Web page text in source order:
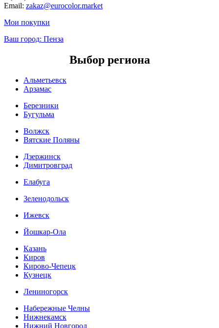
Email: zakaz@eurocolor.market
Мои покупки
Ваш город: Пенза
Выбор региона
Альметьевск
Арзамас
Березники
Бугульма
Волжск
Вятские Поляны
Дзержинск
Димитровград
Елабуга
Зеленодольск
Ижевск
Йошкар-Ола
Казань
Киров
Кирово-Чепецк
Кузнецк
Лениногорск
Набережные Челны
Нижнекамск
Нижний Новгород